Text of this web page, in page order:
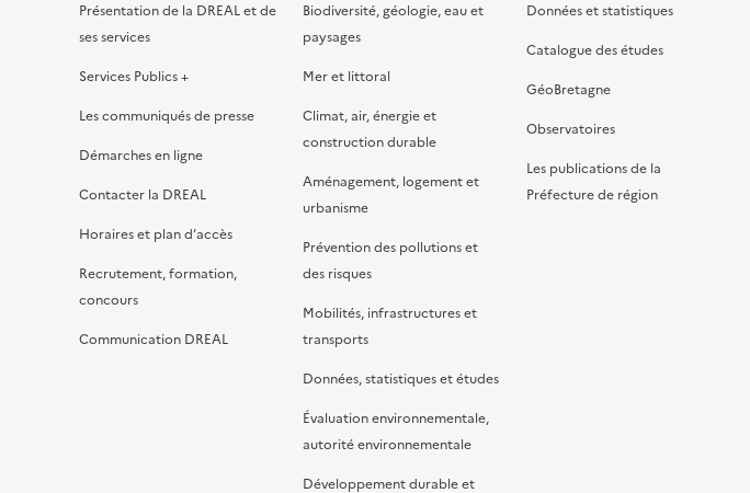
Présentation de la DREAL et de
ses services
Services Publics +
Les communiqués de presse
Démarches en ligne
Contacter la DREAL
Horaires et plan d’accès
Recrutement, formation,
concours
Communication DREAL
Biodiversité, géologie, eau et
paysages
Mer et littoral
Climat, air, énergie et
construction durable
Aménagement, logement et
urbanisme
Prévention des pollutions et
des risques
Mobilités, infrastructures et
transports
Données, statistiques et études
Évaluation environnementale,
autorité environnementale
Développement durable et
Données et statistiques
Catalogue des études
GéoBretagne
Observatoires
Les publications de la
Préfecture de région